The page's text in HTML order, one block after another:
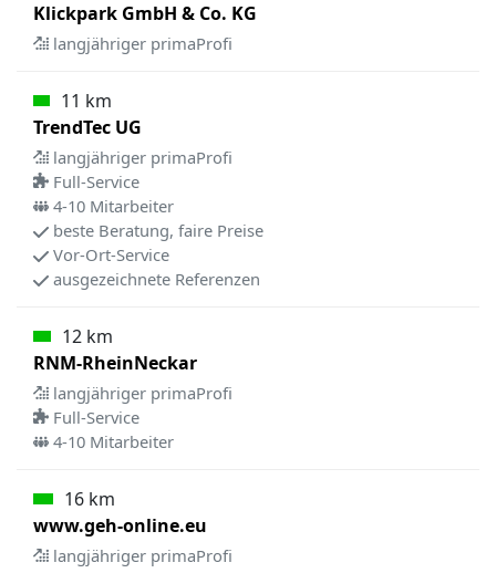
Klickpark GmbH & Co. KG
langjähriger primaProfi
11 km
TrendTec UG
langjähriger primaProfi
Full-Service
4-10 Mitarbeiter
beste Beratung, faire Preise
Vor-Ort-Service
ausgezeichnete Referenzen
12 km
RNM-RheinNeckar
langjähriger primaProfi
Full-Service
4-10 Mitarbeiter
16 km
www.geh-online.eu
langjähriger primaProfi